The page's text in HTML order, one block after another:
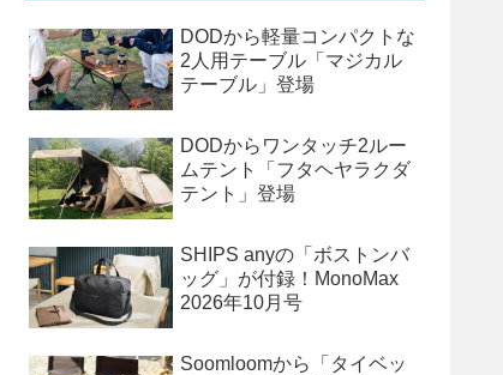
DODから軽量コンパクトな
2人用テーブル「マジカル
テーブル」登場
DODからワンタッチ2ルー
ムテント「フタヘヤラクダ
テント」登場
SHIPS anyの「ボストンバ
ッグ」が付録！MonoMax
2026年10月号
Soomloomから「タイベッ